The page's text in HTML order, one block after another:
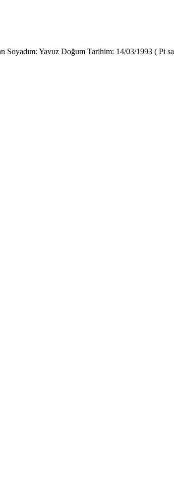
Soyadım: Yavuz Doğum Tarihim: 14/03/1993 (